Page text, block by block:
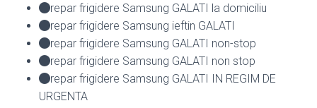
repar frigidere Samsung GALATI la domiciliu
repar frigidere Samsung ieftin GALATI
repar frigidere Samsung GALATI non-stop
repar frigidere Samsung GALATI non stop
repar frigidere Samsung GALATI IN REGIM DE
URGENTA